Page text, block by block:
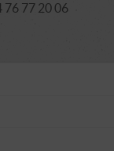
76 77 20 06